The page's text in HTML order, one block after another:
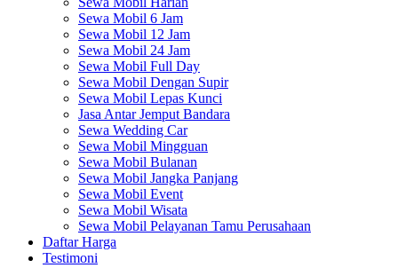
Sewa Mobil 6 Jam
Sewa Mobil 12 Jam
Sewa Mobil 24 Jam
Sewa Mobil Full Day
Sewa Mobil Dengan Supir
Sewa Mobil Lepas Kunci
Jasa Antar Jemput Bandara
Sewa Wedding Car
Sewa Mobil Mingguan
Sewa Mobil Bulanan
Sewa Mobil Jangka Panjang
Sewa Mobil Event
Sewa Mobil Wisata
Sewa Mobil Pelayanan Tamu Perusahaan
Daftar Harga
Testimoni